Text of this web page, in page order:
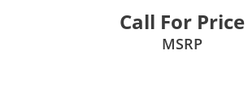
Call For Price
MSRP